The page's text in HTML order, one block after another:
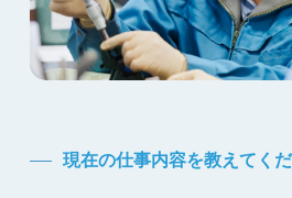
現在の仕事内容を教えてく